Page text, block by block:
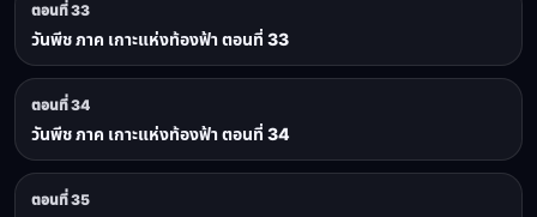
ตอนที่ 33
วันพีช ภาค เกาะแห่งท้องฟ้า ตอนที่ 33
ตอนที่ 34
วันพีช ภาค เกาะแห่งท้องฟ้า ตอนที่ 34
ตอนที่ 35